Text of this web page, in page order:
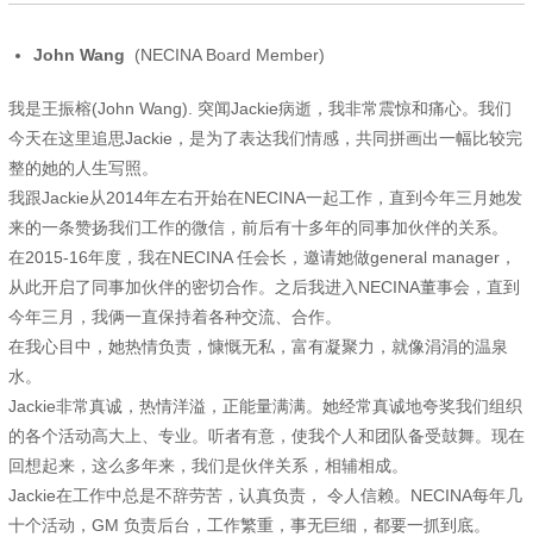
John Wang (NECINA Board Member)
我是王振榕(John Wang). 突闻Jackie病逝，我非常震惊和痛心。我们
今天在这里追思Jackie，是为了表达我们情感，共同拼画出一幅比较完
整的她的人生写照。
我跟Jackie从2014年左右开始在NECINA一起工作，直到今年三月她发
来的一条赞扬我们工作的微信，前后有十多年的同事加伙伴的关系。
在2015-16年度，我在NECINA 任会长，邀请她做general manager，
从此开启了同事加伙伴的密切合作。之后我进入NECINA董事会，直到
今年三月，我俩一直保持着各种交流、合作。
在我心目中，她热情负责，慷慨无私，富有凝聚力，就像涓涓的温泉
水。
Jackie非常真诚，热情洋溢，正能量满满。她经常真诚地夸奖我们组织
的各个活动高大上、专业。听者有意，使我个人和团队备受鼓舞。现在
回想起来，这么多年来，我们是伙伴关系，相辅相成。
Jackie在工作中总是不辞劳苦，认真负责， 令人信赖。NECINA每年几
十个活动，GM 负责后台，工作繁重，事无巨细，都要一抓到底。